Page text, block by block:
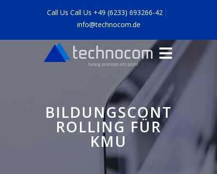
Call Us Call Us +49 (6233) 693266-42
info@technocom.de
BILDUNGSCONT
ROLLING FÜR
KMU